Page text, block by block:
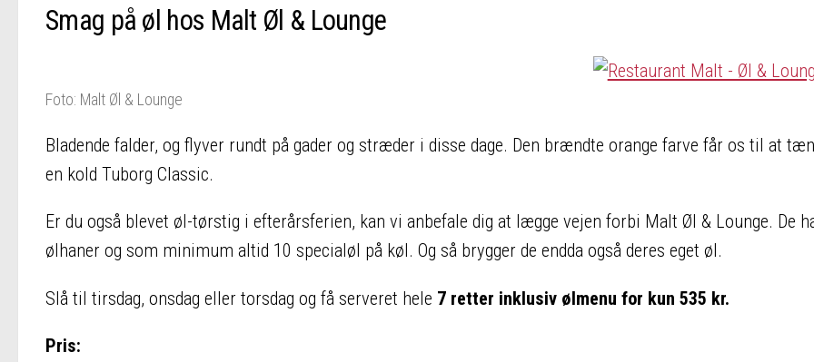
Smag på øl hos Malt Øl & Lounge
Foto: Malt Øl & Lounge
Bladende falder, og flyver rundt på gader og stræder i disse dage. Den brændte orange farve får os til at
en kold Tuborg Classic.
Er du også blevet øl-tørstig i efterårsferien, kan vi anbefale dig at lægge vejen forbi Malt Øl & Lounge. De
ølhaner og som minimum altid 10 specialøl på køl. Og så brygger de endda også deres eget øl.
Slå til tirsdag, onsdag eller torsdag og få serveret hele 7 retter inklusiv ølmenu for kun 535 kr.
Pris: